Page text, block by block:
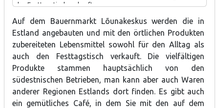
den Festtagstisch verkauft.
Auf dem Bauernmarkt Lõunakeskus werden die in
Estland angebauten und mit den örtlichen Produkten
zubereiteten Lebensmittel sowohl für den Alltag als
auch den Festtagstisch verkauft. Die vielfältigen
Produkte stammen hauptsächlich von den
südestnischen Betrieben, man kann aber auch Waren
anderer Regionen Estlands dort finden. Es gibt auch
ein gemütliches Café, in dem Sie mit den auf dem